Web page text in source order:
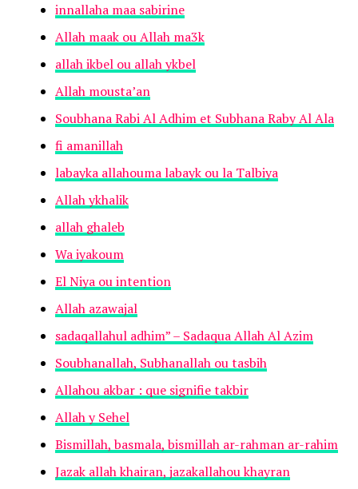
innallaha maa sabirine
Allah maak ou Allah ma3k
allah ikbel ou allah ykbel
Allah mousta’an
Soubhana Rabi Al Adhim et Subhana Raby Al Ala
fi amanillah
labayka allahouma labayk ou la Talbiya
Allah ykhalik
allah ghaleb
Wa iyakoum
El Niya ou intention
Allah azawajal
sadaqallahul adhim” – Sadaqua Allah Al Azim
Soubhanallah, Subhanallah ou tasbih
Allahou akbar : que signifie takbir
Allah y Sehel
Bismillah, basmala, bismillah ar-rahman ar-rahim
Jazak allah khairan, jazakallahou khayran